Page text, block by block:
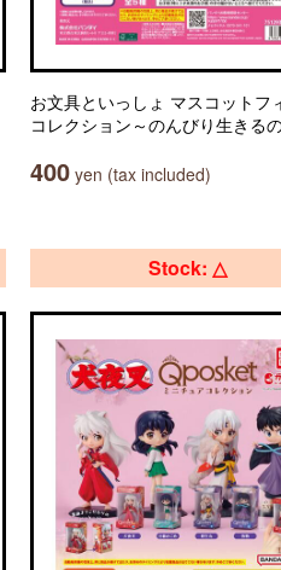
お文具といっしょ マスコットフ
コレクション～のんびり生きる
400 yen (tax included)
Stock: △